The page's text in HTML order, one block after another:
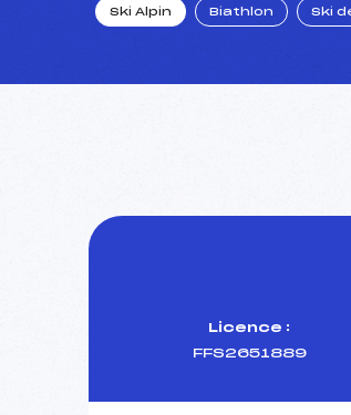
Ski Alpin Biathlon Ski
Licence :
FFS2651889